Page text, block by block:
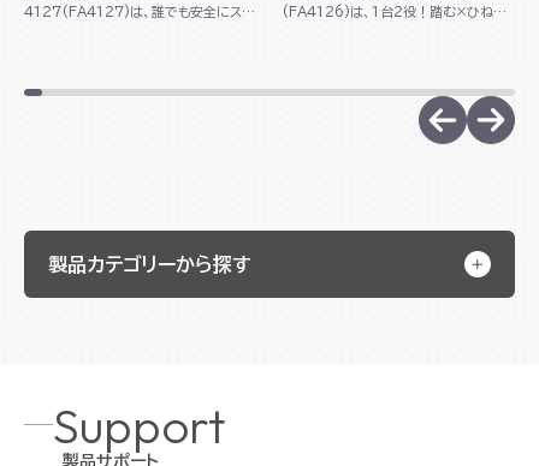
4127(FA4127)は、誰でも安全にステ
(FA4126)は、1台2役！踏む×ひねる
製品カテゴリーから探す
Support
製品サポート